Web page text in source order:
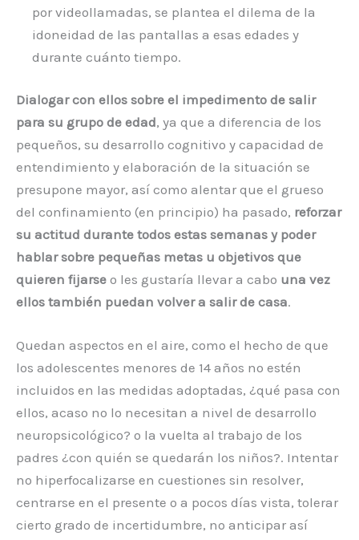
por videollamadas, se plantea el dilema de la
idoneidad de las pantallas a esas edades y
durante cuánto tiempo.
Dialogar con ellos sobre el impedimento de salir
para su grupo de edad, ya que a diferencia de los
pequeños, su desarrollo cognitivo y capacidad de
entendimiento y elaboración de la situación se
presupone mayor, así como alentar que el grueso
del confinamiento (en principio) ha pasado, reforzar
su actitud durante todos estas semanas y poder
hablar sobre pequeñas metas u objetivos que
quieren fijarse o les gustaría llevar a cabo una vez
ellos también puedan volver a salir de casa.
Quedan aspectos en el aire, como el hecho de que
los adolescentes menores de 14 años no estén
incluidos en las medidas adoptadas, ¿qué pasa con
ellos, acaso no lo necesitan a nivel de desarrollo
neuropsicológico? o la vuelta al trabajo de los
padres ¿con quién se quedarán los niños?. Intentar
no hiperfocalizarse en cuestiones sin resolver,
centrarse en el presente o a pocos días vista, tolerar
cierto grado de incertidumbre, no anticipar así